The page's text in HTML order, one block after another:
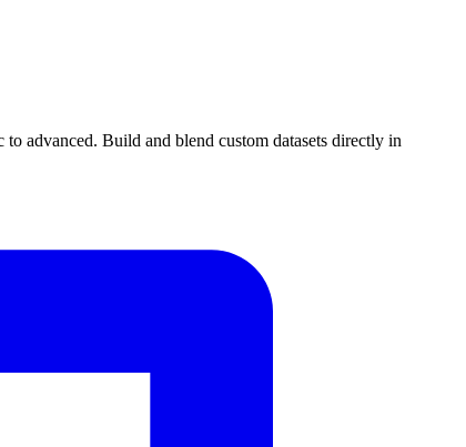
advanced. Build and blend custom datasets directly in